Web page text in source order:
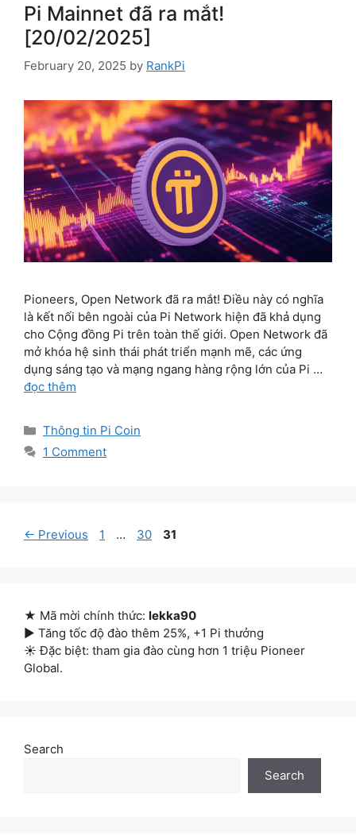
Pi Mainnet đã ra mắt!
[20/02/2025]
February 20, 2025 by RankPi
Pioneers, Open Network đã ra mắt! Điều này có nghĩa
là kết nối bên ngoài của Pi Network hiện đã khả dụng
cho Cộng đồng Pi trên toàn thế giới. Open Network đã
mở khóa hệ sinh thái phát triển mạnh mẽ, các ứng
dụng sáng tạo và mạng ngang hàng rộng lớn của Pi …
đọc thêm
Categories
Thông tin Pi Coin
1 Comment
← Previous Page
1 … Page
30 Page
31
★ Mã mời chính thức: lekka90
▶ Tăng tốc độ đào thêm 25%, +1 Pi thưởng
☀ Đặc biệt: tham gia đào cùng hơn 1 triệu Pioneer
Global.
Search
Search